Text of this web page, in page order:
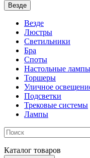
Везде
Везде
Люстры
Светильники
Бра
Споты
Настольные лампы
Торшеры
Уличное
Подсветки
Трековые системы
Лампы
Каталог товаров